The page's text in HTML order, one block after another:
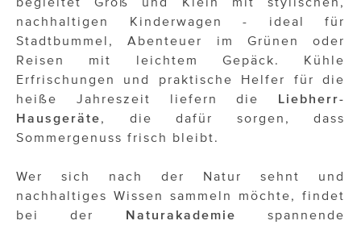
TOG Studio
Upside Down Town Hotel – Neue Post
VieSFF – Vienna Spanish Film Festival
PRESS CONTACT
nachhaltigen Kinderwagen - ideal für
Stadtbummel, Abenteuer im Grünen oder
Reisen mit leichtem Gepäck. Kühle
Erfrischungen und praktische Helfer für die
heiße Jahreszeit liefern die Liebherr-
Hausgeräte, die dafür sorgen, dass
Sommergenuss frisch bleibt.
Wer sich nach der Natur sehnt und
nachhaltiges Wissen sammeln möchte, findet
bei der Naturakademie spannende